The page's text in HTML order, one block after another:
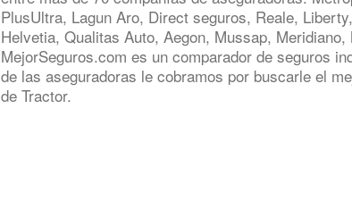
PlusUltra, Lagun Aro, Direct seguros, Reale,
Helvetia, Qualitas Auto, Aegon, Mussap, Meridiano,
MejorSeguros.com es un comparador de seguros
de las aseguradoras le cobramos por buscarle el
de Tractor.